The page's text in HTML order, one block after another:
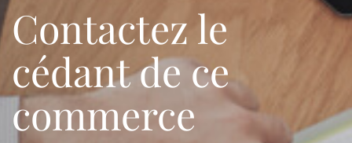
Contactez le
cédant de ce
commerce